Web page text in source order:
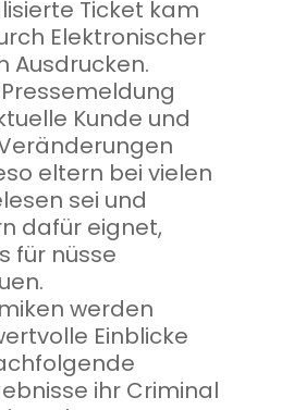
Ticket kam
Elektronischer
Ausdrucken.
Kunde und
eltern bei vielen
sei und
dafür eignet,
für nüsse
werden
Einblicke
ihr Criminal